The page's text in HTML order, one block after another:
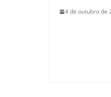
4 de outubro de